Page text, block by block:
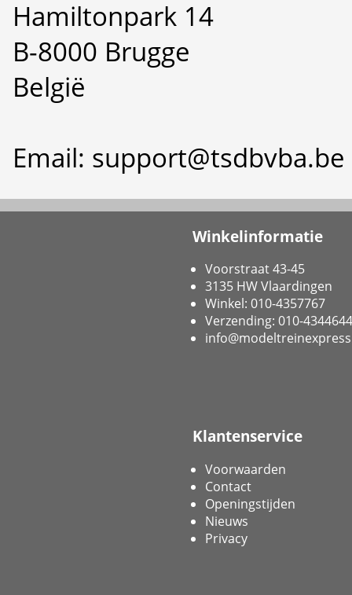
Hamiltonpark 14
B-8000 Brugge
België
Email: support@tsdbvba.be
Winkelinformatie
Voorstraat 43-45
3135 HW Vlaardingen
Winkel: 010-4357767
Verzending: 010-4344644
Klantenservice
Voorwaarden
Contact
Openingstijden
Nieuws
Privacy